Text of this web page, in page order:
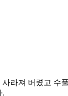
라져 버렸고 수
.